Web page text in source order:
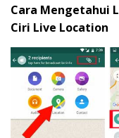
Cara Mengetahui
Ciri Live Location